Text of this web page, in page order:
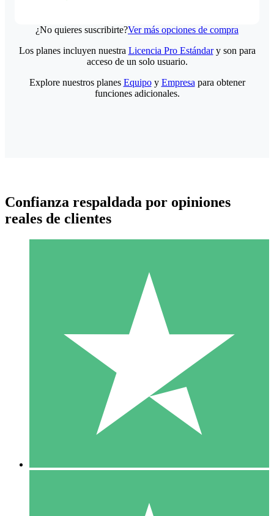
¿No quieres suscribirte?Ver más opciones de compra
Paquetes de Créditos Individuales
Paga según el uso con créditos de descarga. Sin compromiso
10 00
10 Descargas
Los planes incluyen nuestra Licencia Pro Estándary son para
acceso de un solo usuario.
Explore nuestros planes Equipoy Empresa para obtener
funciones adicionales.
Confianza respaldada por opiniones
reales de clientes